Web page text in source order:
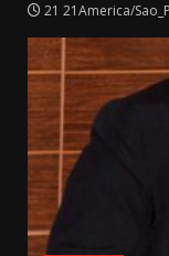
21 21America/